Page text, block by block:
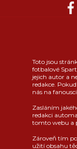
Toto jsou
fotbalové
jejich autor a
redakce.
nás na
Zasláním
redakci
tomto webu a
Zároveň tím
užití obsahu